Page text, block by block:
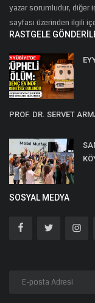
yazar sorumludur, diğer
sayfası üzerinden ilgili
RASTGELE
PROF. DR. SERVET
SOSYAL MEDYA